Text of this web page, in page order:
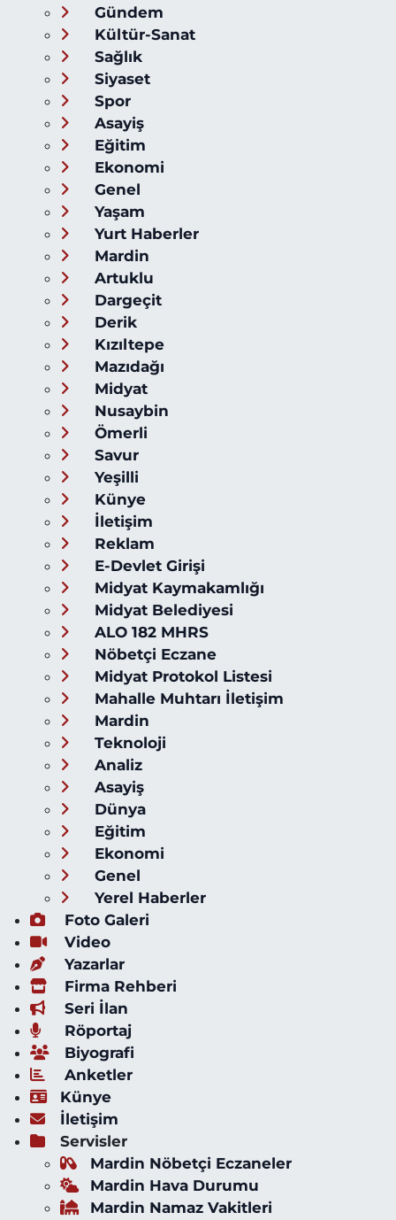
Gündem
Kültür-Sanat
Sağlık
Siyaset
Spor
Asayiş
Eğitim
Ekonomi
Genel
Yaşam
Yurt Haberler
Mardin
Artuklu
Dargeçit
Derik
Kızıltepe
Mazıdağı
Midyat
Nusaybin
Ömerli
Savur
Yeşilli
Künye
İletişim
Reklam
E-Devlet Girişi
Midyat Kaymakamlığı
Midyat Belediyesi
ALO 182 MHRS
Nöbetçi Eczane
Midyat Protokol Listesi
Mahalle Muhtarı İletişim
Mardin
Teknoloji
Analiz
Asayiş
Dünya
Eğitim
Ekonomi
Genel
Yerel Haberler
Foto Galeri
Video
Yazarlar
Firma Rehberi
Seri İlan
Röportaj
Biyografi
Anketler
Künye
İletişim
Servisler
Mardin Nöbetçi Eczaneler
Mardin Hava Durumu
Mardin Namaz Vakitleri